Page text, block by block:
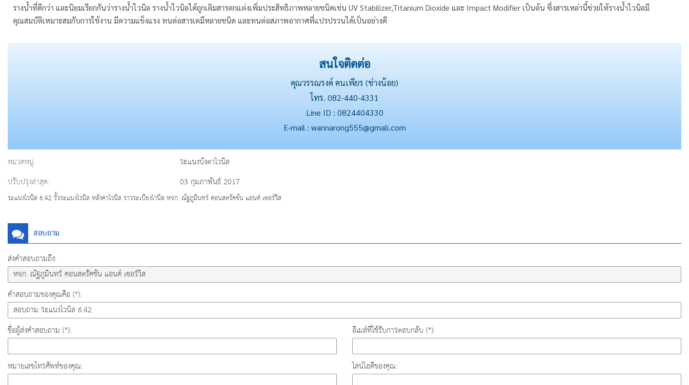
รางน้ำที่ดีกว่า และนิยมเรียกกันว่ารางน้ำไวนิล รางน้ำไวนิลได้ถูกเติมสารตกแต่งเพิ่มประสิทธิภาพหลายชนิดเช่น UV Stabilizer,Titanium Dioxide และ Impact Modifier เป็นต้น ซึ่งสารเหล่านี้ช่วยให้รางน้ำไวนิลมี
คุณสมบัติเหมาะสมกับการใช้งาน มีความแข็งแรง ทนต่อสารเคมีหลายชนิด และทนต่อสภาพอากาศที่แปรปรวนได้เป็นอย่างดี
สนใจติดต่อ
คุณวรรณรงค์ คนเพียร (ช่างน้อย)
โทร. 082-440-4331
Line ID : 0824404330
E-mail : wannarong555@gmali.com
หมวดหมู่:
ระแนงบังตาไวนิล
ปรับปรุงล่าสุด:
03 กุมภาพันธ์ 2017
ระแนงไวนิล 6.42 รั้วระแนงไวนิล หลังคาไวนิล ราวระเบียงไานิล หจก. ณัฐภูมินทร์ คอนสตรัคชั่น แอนด์ เซอร์วิส
สอบถาม
ส่งคำสอบถามถึง:
คำสอบถามของคุณคือ (*):
ชื่อผู้ส่งคำสอบถาม (*): อีเมล์ที่ใช้รับการตอบกลับ (*):
หมายเลขโทรศัพท์ของคุณ: ไลน์ไอดีของคุณ: